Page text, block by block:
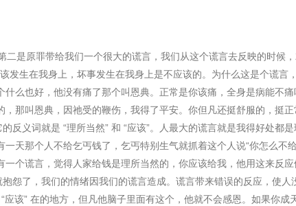
二是原罪带给我们一个很大的谎言，我们从这个谎言去反映的时候
发生在我身上，坏事发生在我身上是不应该的。为什么这是个谎
么也好，他没有痛了那个叫恩典。正常是你该痛，全身是病能
那叫恩典，因祂受的鞭伤，我得了平安。你但凡还挺舒服的，挺
的反义词就是 “理所当然” 和 “应该”。人最大的谎言就是我得好处都
天那个人不给乞丐钱了，乞丐特别生气就抓着这个人说“你怎么不
个谎言，觉得人家给钱是理所当然的，你应该给我，他用这来
抱怨了，我们的情绪因我们的谎言造成。谎言带来错误的反应，使
“应该” 在的地方，但凡他脑子里面有这个，他就不会感恩。如果你